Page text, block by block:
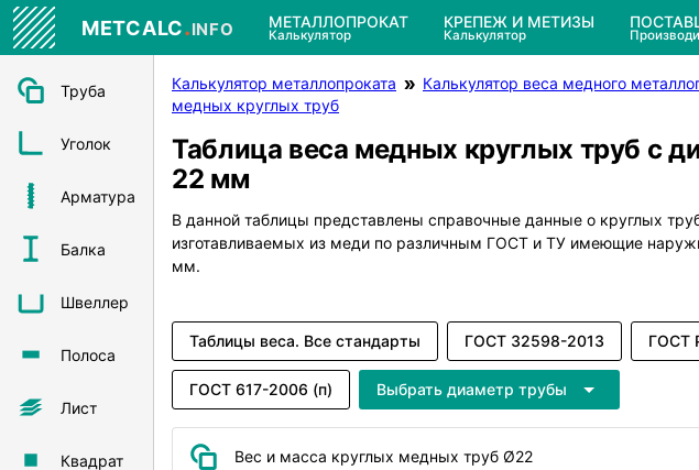
METCALC.INFO МЕТАЛЛОПРОКАТ
Калькулятор
КРЕПЕЖ И МЕТИЗЫ
Калькулятор
Труба
Уголок
Арматура
Балка
Швеллер
Полоса
Лист
Квадрат
Калькулятор металлопроката Калькулятор веса медного
медных круглых труб
Таблица веса медных круглых труб с
22 мм
В данной таблицы представлены справочные данные о круглых
изготавливаемых из меди по различным ГОСТ и ТУ имеющие
мм.
Таблицы веса. Все стандарты ГОСТ 32598-2013 ГОСТ
ГОСТ 617-2006 (п) Выбрать диаметр трубы
Вес и масса круглых медных труб Ø22